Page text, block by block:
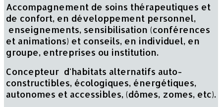
Accompagnement de soins thérapeutiques et
de confort, en développement personnel,
enseignements, sensibilisation (conférences
et animations) et conseils, en individuel, en
groupe, entreprises ou institution.
Concepteur d'habitats alternatifs auto-
constructibles, écologiques, énergétiques,
autonomes et accessibles, (dômes, zomes, etc).